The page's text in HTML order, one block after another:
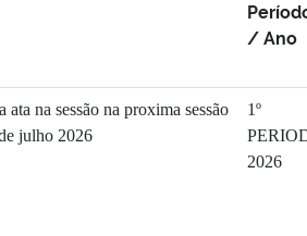
/ Ano
na sessão na proxima sessão
julho 2026
1º
2026